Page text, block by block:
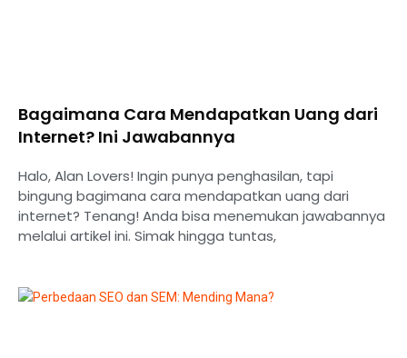
Bagaimana Cara Mendapatkan Uang dari
Internet? Ini Jawabannya
Halo, Alan Lovers! Ingin punya penghasilan, tapi
bingung bagimana cara mendapatkan uang dari
internet? Tenang! Anda bisa menemukan jawabannya
melalui artikel ini. Simak hingga tuntas,